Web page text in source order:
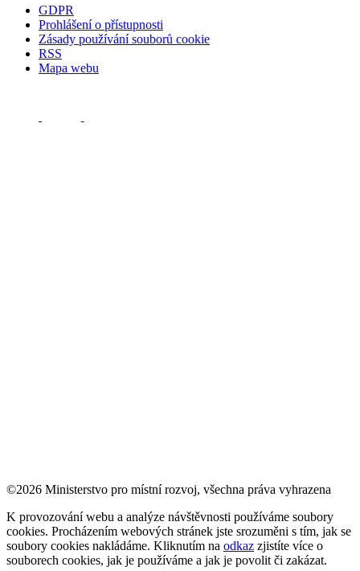
GDPR
Prohlášení o přístupnosti
Zásady používání souborů cookie
RSS
Mapa webu
©2026 Ministerstvo pro místní rozvoj, všechna práva vyhrazena
K provozování webu a analýze návštěvnosti používáme soubory
cookies. Procházením webových stránek jste srozuměni s tím, jak se
soubory cookies nakládáme. Kliknutím na odkaz zjistíte více o
souborech cookies, jak je používáme a jak je povolit či zakázat.